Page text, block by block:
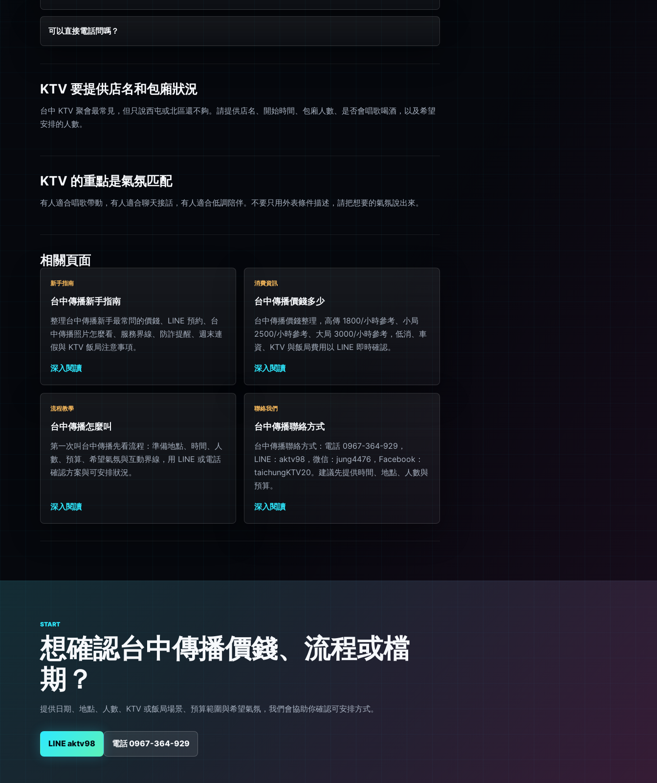
可以直接電話問嗎？
KTV 要提供店名和包廂狀況
台中 KTV 聚會最常見，但只說西屯或北區還不夠。請提供店名、開始時間、包廂人數、是否會唱歌喝酒，以及希望
安排的人數。
KTV 的重點是氣氛匹配
有人適合唱歌帶動，有人適合聊天接話，有人適合低調陪伴。不要只用外表條件描述，請把想要的氣氛說出來。
相關頁面
新手指南
台中傳播新手指南
整理台中傳播新手最常問的價錢、LINE 預約、台
中傳播照片怎麼看、服務界線、防詐提醒、週末連
假與 KTV 飯局注意事項。
深入閱讀
消費資訊
台中傳播價錢多少
台中傳播價錢整理，高傳 1800/小時參考、小局
2500/小時參考、大局 3000/小時參考，低消、車
資、KTV 與飯局費用以 LINE 即時確認。
深入閱讀
流程教學
台中傳播怎麼叫
第一次叫台中傳播先看流程：準備地點、時間、人
數、預算、希望氣氛與互動界線，用 LINE 或電話
確認方案與可安排狀況。
深入閱讀
聯絡我們
台中傳播聯絡方式
台中傳播聯絡方式：電話 0967-364-929，
LINE：aktv98，微信：jung4476，Facebook：
taichungKTV20。建議先提供時間、地點、人數與
預算。
深入閱讀
START
想確認台中傳播價錢、流程或檔
期？
提供日期、地點、人數、KTV 或飯局場景、預算範圍與希望氣氛，我們會協助你確認可安排方式。
LINE aktv98 電話 0967-364-929